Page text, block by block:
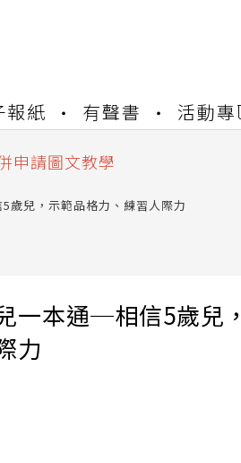
報紙 有聲書 活動專
請
申請圖文教學
請
歲兒，示範品格力、練習人際力
一本通─相信5歲兒
力